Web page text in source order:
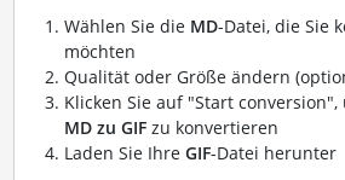
Wählen Sie die MD-Datei, die Sie
möchten
Qualität oder Größe ändern
Klicken Sie auf "Start
MD zu GIFzu konvertieren
Laden Sie Ihre GIF-Datei herunter